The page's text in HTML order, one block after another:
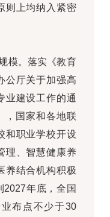
则上均纳入紧密
模。落实《教育
公厅关于加强高
业建设工作的通
，国家和各地联
和职业学校开设
理、智慧健康养
养结合机构积极
年底，全国
布点不少于30